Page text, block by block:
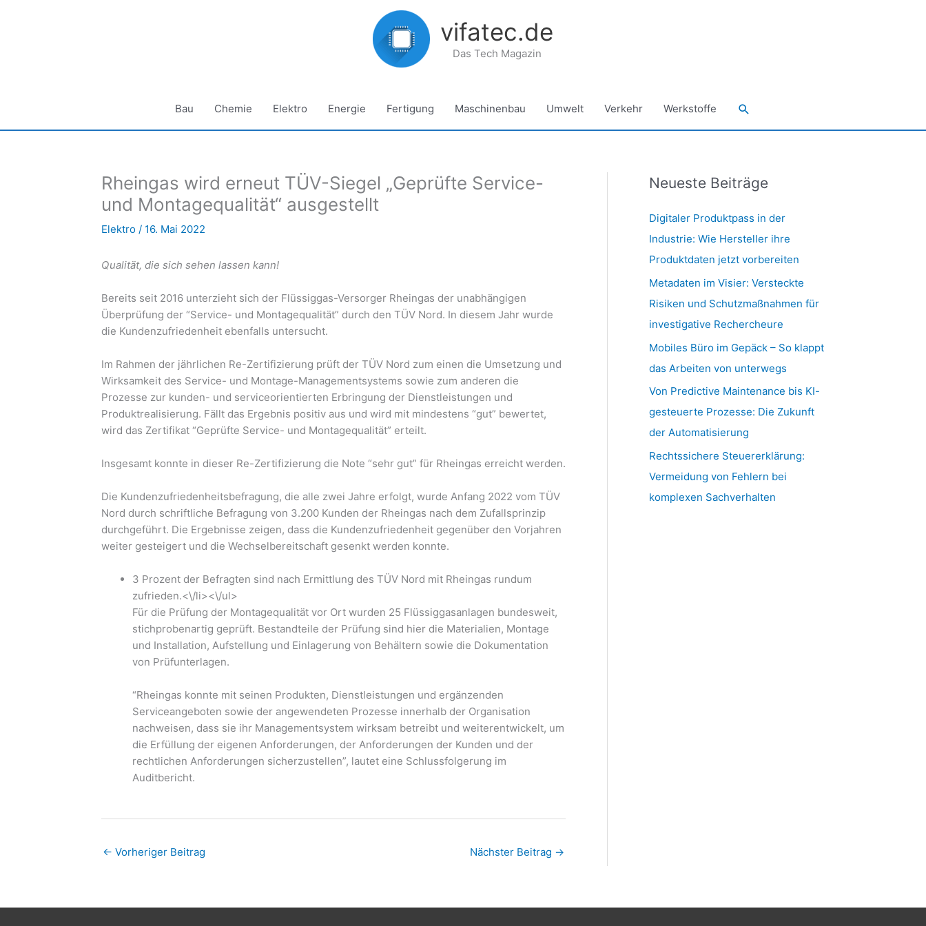
vifatec.de
Das Tech Magazin
Bau Chemie Elektro Energie Fertigung Maschinenbau Umwelt Verkehr Werkstoffe Suchen
Rheingas wird erneut TÜV-Siegel „Geprüfte Service-
und Montagequalität“ ausgestellt
Elektro / 16. Mai 2022
Qualität, die sich sehen lassen kann!
Bereits seit 2016 unterzieht sich der Flüssiggas-Versorger Rheingas der unabhängigen
Überprüfung der “Service- und Montagequalität” durch den TÜV Nord. In diesem Jahr wurde
die Kundenzufriedenheit ebenfalls untersucht.
Im Rahmen der jährlichen Re-Zertifizierung prüft der TÜV Nord zum einen die Umsetzung und
Wirksamkeit des Service- und Montage-Managementsystems sowie zum anderen die
Prozesse zur kunden- und serviceorientierten Erbringung der Dienstleistungen und
Produktrealisierung. Fällt das Ergebnis positiv aus und wird mit mindestens “gut” bewertet,
wird das Zertifikat “Geprüfte Service- und Montagequalität” erteilt.
Insgesamt konnte in dieser Re-Zertifizierung die Note “sehr gut” für Rheingas erreicht werden.
Die Kundenzufriedenheitsbefragung, die alle zwei Jahre erfolgt, wurde Anfang 2022 vom TÜV
Nord durch schriftliche Befragung von 3.200 Kunden der Rheingas nach dem Zufallsprinzip
durchgeführt. Die Ergebnisse zeigen, dass die Kundenzufriedenheit gegenüber den Vorjahren
weiter gesteigert und die Wechselbereitschaft gesenkt werden konnte.
3 Prozent der Befragten sind nach Ermittlung des TÜV Nord mit Rheingas rundum
zufrieden.<\/li><\/ul>
Für die Prüfung der Montagequalität vor Ort wurden 25 Flüssiggasanlagen bundesweit,
stichprobenartig geprüft. Bestandteile der Prüfung sind hier die Materialien, Montage
und Installation, Aufstellung und Einlagerung von Behältern sowie die Dokumentation
von Prüfunterlagen.
“Rheingas konnte mit seinen Produkten, Dienstleistungen und ergänzenden
Serviceangeboten sowie der angewendeten Prozesse innerhalb der Organisation
nachweisen, dass sie ihr Managementsystem wirksam betreibt und weiterentwickelt, um
die Erfüllung der eigenen Anforderungen, der Anforderungen der Kunden und der
rechtlichen Anforderungen sicherzustellen”, lautet eine Schlussfolgerung im
Auditbericht.
← Vorheriger Beitrag Nächster Beitrag →
Neueste Beiträge
Digitaler Produktpass in der
Industrie: Wie Hersteller ihre
Produktdaten jetzt vorbereiten
Metadaten im Visier: Versteckte
Risiken und Schutzmaßnahmen für
investigative Rechercheure
Mobiles Büro im Gepäck – So klappt
das Arbeiten von unterwegs
Von Predictive Maintenance bis KI-
gesteuerte Prozesse: Die Zukunft
der Automatisierung
Rechtssichere Steuererklärung:
Vermeidung von Fehlern bei
komplexen Sachverhalten